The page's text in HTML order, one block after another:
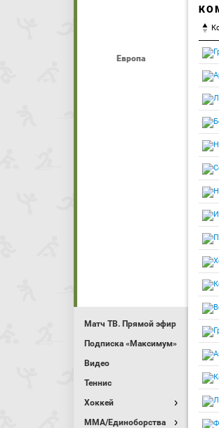
Европа
Матч ТВ. Прямой эфир
Подписка «Максимум»
Видео
Теннис
Хоккей
MMA/Единоборства